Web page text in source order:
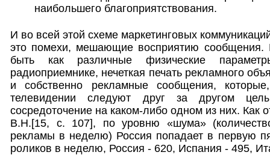
наибольшего благоприятствования.
И во всей этой схеме маркетинговых
это помехи, мешающие восприятию сообщения.
быть как различные физические
радиоприемнике, нечеткая печать рекламного
и собственно рекламные сообщения,
телевидении следуют друг за другом
сосредоточение на каком-либо одном из них. Как
В.Н.[15, с. 107], по уровню «шума»
рекламы в неделю) Россия попадает в первую
роликов в неделю, Россия - 620, Испания - 495,